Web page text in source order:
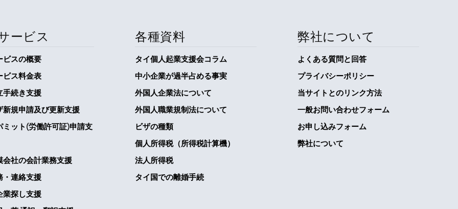
ービス
ビスの概要
ビス料金表
手続き支援
新規申請及び更新支援
ミット(労働許可証)申請支
会社の会計業務支援
・連絡支援
業探し支援
各種資料
タイ個人起業支援会コラム
中小企業が過半占める事実
外国人企業法について
外国人職業規制法について
ビザの種類
個人所得税（所得税計算機）
法人所得税
タイ国での離婚手続
弊社について
よくある質問と回答
プライバシーポリシー
当サイトとのリンク方法
一般お問い合わせフォーム
お申し込みフォーム
弊社について